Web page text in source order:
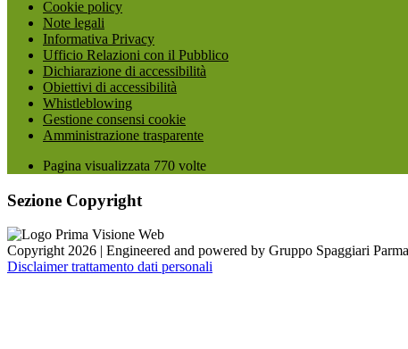
Cookie policy
Note legali
Informativa Privacy
Ufficio Relazioni con il Pubblico
Dichiarazione di accessibilità
Obiettivi di accessibilità
Whistleblowing
Gestione consensi cookie
Amministrazione trasparente
Pagina visualizzata 770 volte
Sezione Copyright
Copyright 2026 | Engineered and powered by Gruppo Spaggiari
Disclaimer trattamento dati personali